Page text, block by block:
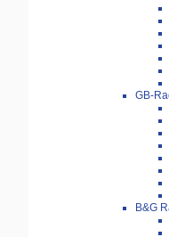
GB-
B&G